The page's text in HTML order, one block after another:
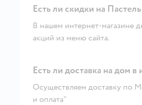
Есть ли скидки на
В нашем интернет-магазине
акций из меню сайта.
Есть ли доставка на дом в
Осуществляем доставку по
и оплата"